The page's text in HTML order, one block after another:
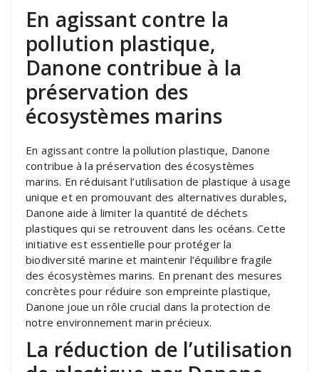
En agissant contre la
pollution plastique,
Danone contribue à la
préservation des
écosystèmes marins
En agissant contre la pollution plastique, Danone
contribue à la préservation des écosystèmes
marins. En réduisant l’utilisation de plastique à usage
unique et en promouvant des alternatives durables,
Danone aide à limiter la quantité de déchets
plastiques qui se retrouvent dans les océans. Cette
initiative est essentielle pour protéger la
biodiversité marine et maintenir l’équilibre fragile
des écosystèmes marins. En prenant des mesures
concrètes pour réduire son empreinte plastique,
Danone joue un rôle crucial dans la protection de
notre environnement marin précieux.
La réduction de l’utilisation